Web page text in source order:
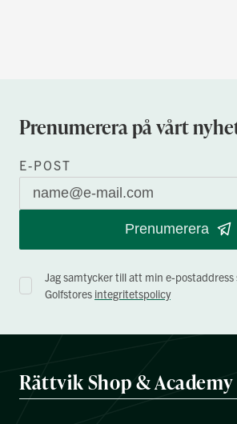
Prenumerera på vårt
E-POST
Prenumerera
Jag samtycker till att min e-postaddress
Golfstores integritetspolicy
Rättvik Shop & Academy